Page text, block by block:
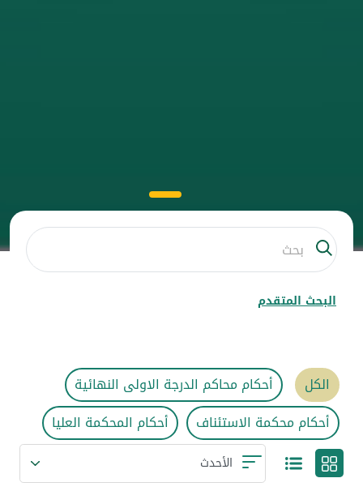
البحث المتقدم
الكل
أحكام محاكم الدرجة الاولى النهائية
أحكام محكمة الاستئناف
أحكام المحكمة العليا